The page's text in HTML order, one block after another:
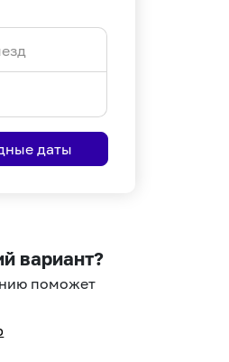
даты
вариант?
поможет